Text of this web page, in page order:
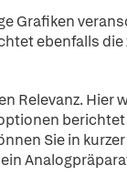
Grafiken
ebenfalls
Relevanz. Hier
Sie in